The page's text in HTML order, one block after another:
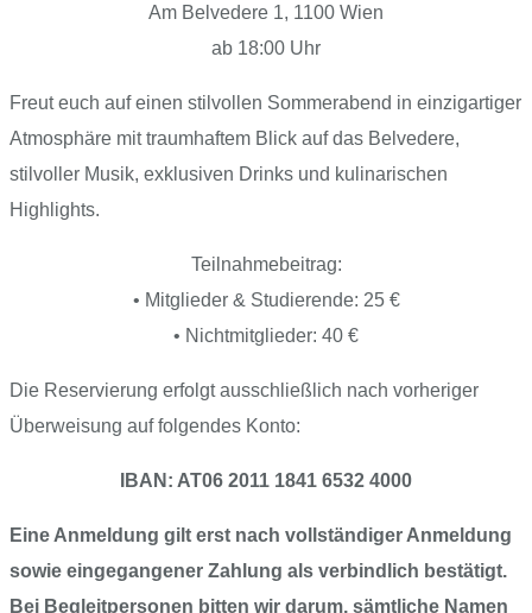
Am Belvedere 1, 1100 Wien
ab 18:00 Uhr
Freut euch auf einen stilvollen Sommerabend in einzigartiger
Atmosphäre mit traumhaftem Blick auf das Belvedere,
stilvoller Musik, exklusiven Drinks und kulinarischen
Highlights.
Teilnahmebeitrag:
•⁠ ⁠Mitglieder & Studierende: 25 €
•⁠ ⁠Nichtmitglieder: 40 €
Die Reservierung erfolgt ausschließlich nach vorheriger
Überweisung auf folgendes Konto:
IBAN: AT06 2011 1841 6532 4000
Eine Anmeldung gilt erst nach vollständiger Anmeldung
sowie eingegangener Zahlung als verbindlich bestätigt.
Bei Begleitpersonen bitten wir darum, sämtliche Namen